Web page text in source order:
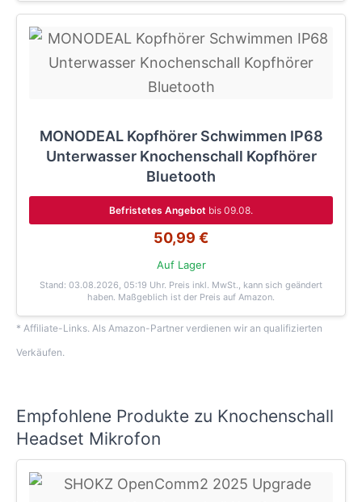
MONODEAL Kopfhörer Schwimmen IP68
Unterwasser Knochenschall Kopfhörer
Bluetooth
Befristetes Angebot bis 09.08.
50,99 €
Auf Lager
Stand: 03.08.2026, 05:19 Uhr. Preis inkl. MwSt., kann sich geändert
haben. Maßgeblich ist der Preis auf Amazon.
* Affiliate-Links. Als Amazon-Partner verdienen wir an qualifizierten
Verkäufen.
Empfohlene Produkte zu Knochenschall
Headset Mikrofon